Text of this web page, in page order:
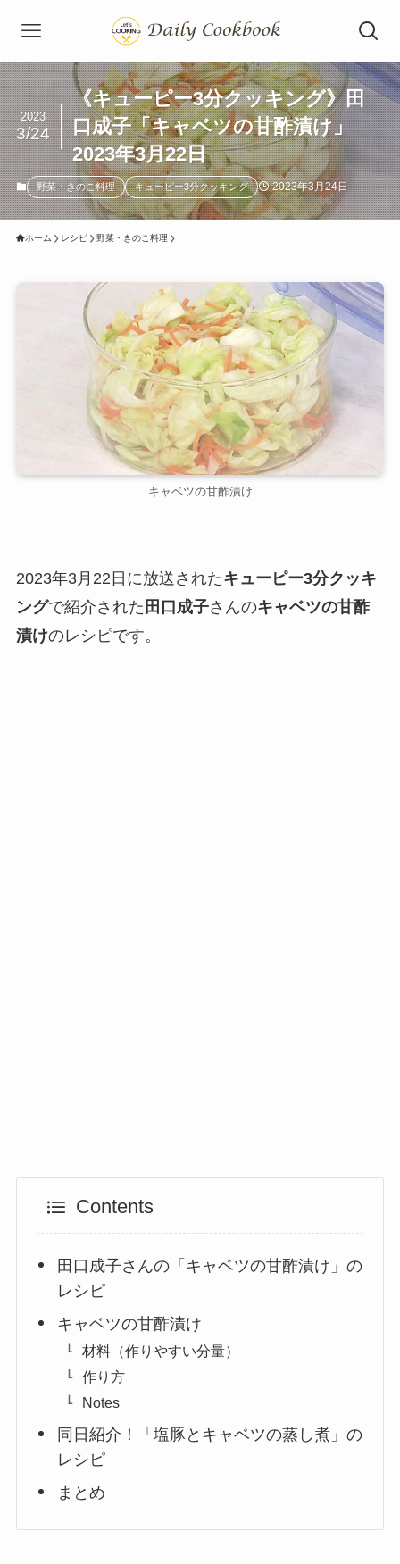
《キューピー3分クッキング》田
口成子「キャベツの甘酢漬け」
2023年3月22日
2023
3/24
野菜・きのこ料理 キューピー3分クッキング 2023年3月24日
ホーム レシピ 野菜・きのこ料理
キャベツの甘酢漬け
2023年3月22日に放送されたキューピー3分クッキ
ングで紹介された 田口成子さんのキャベツの甘酢
漬けのレシピです。
Contents
田口成子さんの「キャベツの甘酢漬け」の
レシピ
キャベツの甘酢漬け
材料（作りやすい分量）
作り方
Notes
同日紹介！「塩豚とキャベツの蒸し煮」の
レシピ
まとめ